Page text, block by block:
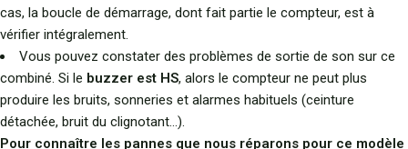
cas, la boucle de démarrage, dont fait partie le compteur, est à
vérifier intégralement.
Vous pouvez constater des problèmes de sortie de son sur ce
combiné. Si le buzzer est HS, alors le compteur ne peut plus
produire les bruits, sonneries et alarmes habituels (ceinture
détachée, bruit du clignotant…).
Pour connaître les pannes que nous réparons pour ce modèle